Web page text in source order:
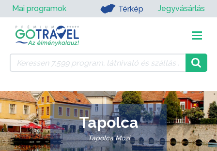
Mai programok Térkép Jegyvásárlás
Tapolca
Tapolca Mozi